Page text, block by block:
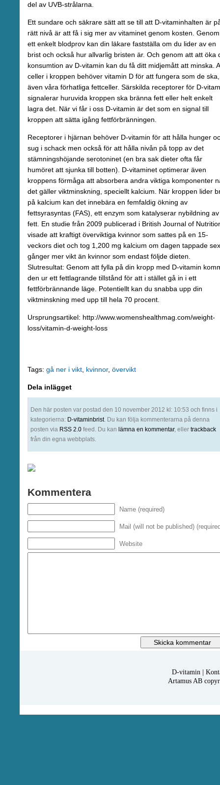
del av UVB-strålarna.
Ett sundare och säkrare sätt att se till att D-vitaminhalten är
rätt nivå är att få i sig mer av vitaminet genom kosten. Genom
ett enkelt blodprov kan din läkare fastställa om du lider av en
brist och också hur allvarlig bristen är. Och genom att att öka
konsumtion av D-vitamin kan du få ditt midjemått att minska.
celler i kroppen behöver vitamin D för att fungera som de ska,
även våra förhatliga fettceller. Särskilda receptorer för D-
signalerar huruvida kroppen ska bränna fett eller helt enkelt
lagra det. När vi får i oss D-vitamin är det som en signal till
kroppen att sätta igång fettförbränningen.
Receptorer i hjärnan behöver D-vitamin för att hålla hunger
sug i schack men också för att hålla nivån på topp av det
stämningshöjande serotoninet (en bra sak dieter ofta får
humöret att sjunka till botten). D-vitaminet optimerar även
kroppens förmåga att absorbera andra viktiga komponenter
det gäller viktminskning, speciellt kalcium. När kroppen lider
på kalcium kan det innebära en femfaldig ökning av
fettsyrasyntas (FAS), ett enzym som katalyserar nybildning av
fett. En studie från 2009 publicerad i British Journal of
visade att kraftigt överviktiga kvinnor som sattes på en 15-
veckors diet och tog 1,200 mg kalcium om dagen tappade sex
gånger mer vikt än kvinnor som endast följde dieten.
Slutresultat: Genom att fylla på din kropp med D-vitamin
den ur ett fettlagrande tillstånd för att i stället gå in i ett
fettförbrännande läge. Potentiellt kan du snabba upp din
viktminskning med upp till hela 70 procent.
Ursprungsartikel: http://www.womenshealthmag.com/weight-
loss/vitamin-d-weight-loss
Tags: gå ner i vikt kvinnor, övervikt
Dela inlägget
Den här posten var postad den 10 november 2012 kl: 10:53 och finns i
kategorierna: D-vitaminbrist. Du kan följa kommenterarna på denna
posten via RSS 2.0 feed. Du kan lämna en kommentar, eller trackback
från din egna webbplats.
Kommentera
Name (required)
Mail (will not be published)
Website
D-vitamin|
Artamus AB